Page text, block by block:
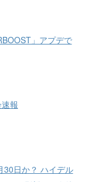
」アプデで
報
30日か？ ハイデル